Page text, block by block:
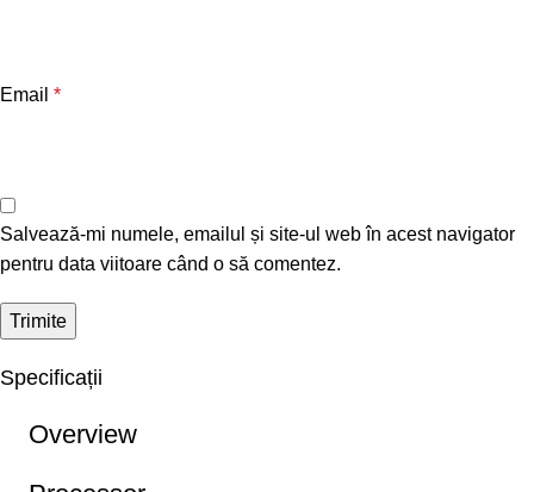
Email *
Salvează-mi numele, emailul și site-ul web în acest navigator
pentru data viitoare când o să comentez.
Specificații
Overview